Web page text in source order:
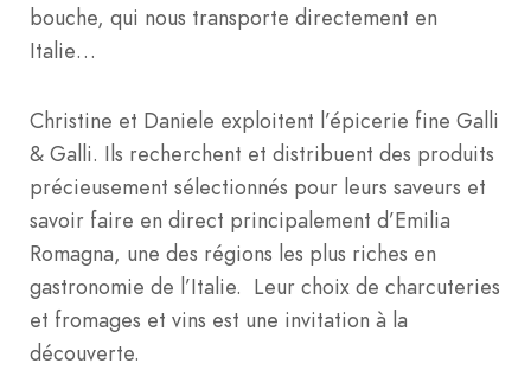
bouche, qui nous transporte directement en
Italie…
Christine et Daniele exploitent l’épicerie fine Galli
& Galli. Ils recherchent et distribuent des produits
précieusement sélectionnés pour leurs saveurs et
savoir faire en direct principalement d’Emilia
Romagna, une des régions les plus riches en
gastronomie de l’Italie. Leur choix de charcuteries
et fromages et vins est une invitation à la
découverte.